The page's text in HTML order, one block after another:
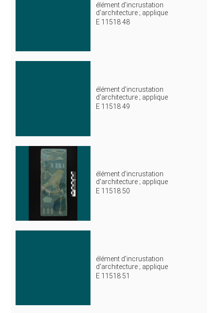
élément d'incrustation
d'architecture ; applique
E 11518 48
élément d'incrustation
d'architecture ; applique
E 11518 49
élément d'incrustation
d'architecture ; applique
E 11518 50
élément d'incrustation
d'architecture ; applique
E 11518 51